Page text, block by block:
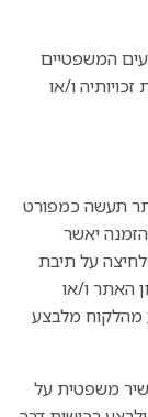
המשפטיים
ו/או
תעשה כמפורט
יאשר
על תיבת
האתר ו/או
מהלקוח מלבצע
משפטית על